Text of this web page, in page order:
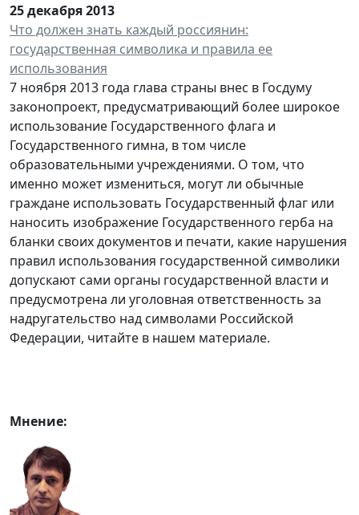
25 декабря 2013
Что должен знать каждый россиянин:
государственная символика и правила ее
использования
7 ноября 2013 года глава страны внес в Госдуму
законопроект, предусматривающий более широкое
использование Государственного флага и
Государственного гимна, в том числе
образовательными учреждениями. О том, что
именно может измениться, могут ли обычные
граждане использовать Государственный флаг или
наносить изображение Государственного герба на
бланки своих документов и печати, какие нарушения
правил использования государственной символики
допускают сами органы государственной власти и
предусмотрена ли уголовная ответственность за
надругательство над символами Российской
Федерации, читайте в нашем материале.
Мнение: